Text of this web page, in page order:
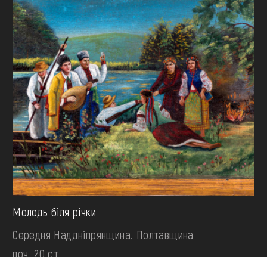
Молодь біля річки
Середня Наддніпрянщина. Полтавщина
поч. 20 ст.